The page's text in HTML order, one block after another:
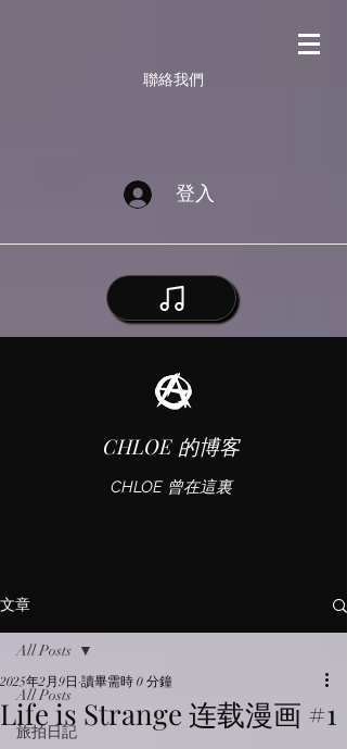
聯絡我們
登入
CHLOE 的博客
CHLOE 曾在這裏
文章
All Posts
旅拍日記
All Posts
Life is Strange 连载漫画 #1
2025年2月9日 讀畢需時 0 分鐘